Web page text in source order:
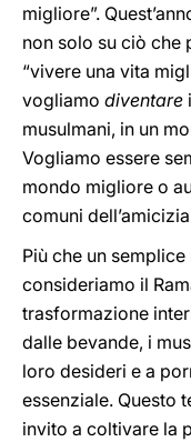
migliore”.
non solo su ciò che
“vivere una vita
vogliamo diventare
musulmani, in un
Vogliamo essere
mondo migliore o
comuni
Più che un
consideriamo il
trasformazione
dalle bevande, i
loro desideri e a
essenziale. Questo
invito a coltivare la